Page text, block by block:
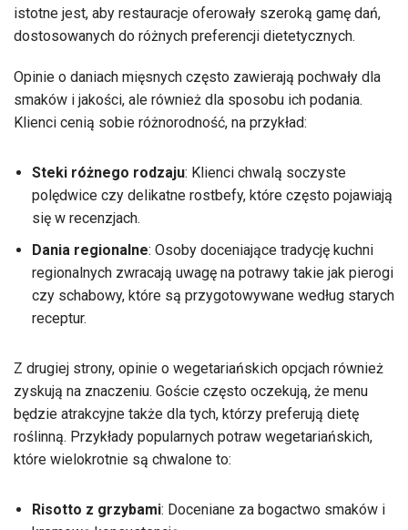
istotne jest, aby restauracje oferowały szeroką gamę dań,
dostosowanych do różnych preferencji dietetycznych.
Opinie o daniach mięsnych często zawierają pochwały dla
smaków i jakości, ale również dla sposobu ich podania.
Klienci cenią sobie różnorodność, na przykład:
Steki różnego rodzaju: Klienci chwalą soczyste
polędwice czy delikatne rostbefy, które często pojawiają
się w recenzjach.
Dania regionalne: Osoby doceniające tradycję kuchni
regionalnych zwracają uwagę na potrawy takie jak pierogi
czy schabowy, które są przygotowywane według starych
receptur.
Z drugiej strony, opinie o wegetariańskich opcjach również
zyskują na znaczeniu. Goście często oczekują, że menu
będzie atrakcyjne także dla tych, którzy preferują dietę
roślinną. Przykłady popularnych potraw wegetariańskich,
które wielokrotnie są chwalone to:
Risotto z grzybami: Doceniane za bogactwo smaków i